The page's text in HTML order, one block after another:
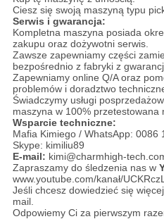
Ciesz się swoją maszyną typu
Serwis i gwarancja:
Kompletna maszyna posiada
zakupu oraz dożywotni serwis.
Zawsze zapewniamy części
bezpośrednio z fabryki z
Zapewniamy online Q/A oraz
problemów i doradztwo
Świadczymy usługi
maszyna w 100% przetestowana
Wsparcie techniczne:
Mafia Kimiego / WhatsApp: 0086
Skype: kimiliu89
E-mail: kimi@charmhigh-
Zapraszamy do śledzenia nas w
www.youtube.com/kanał/
Jeśli chcesz dowiedzieć się
mail.
Odpowiemy Ci za pierwszym